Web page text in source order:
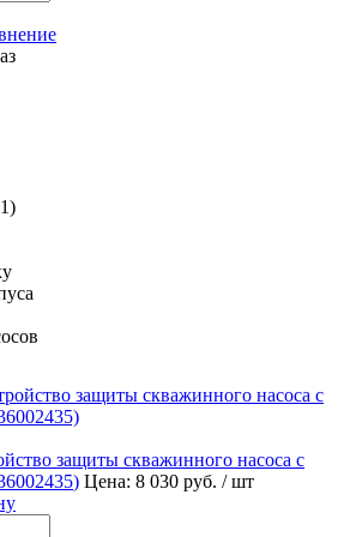
защиты скважинного насоса с
) Цена: 8 030 руб. / шт